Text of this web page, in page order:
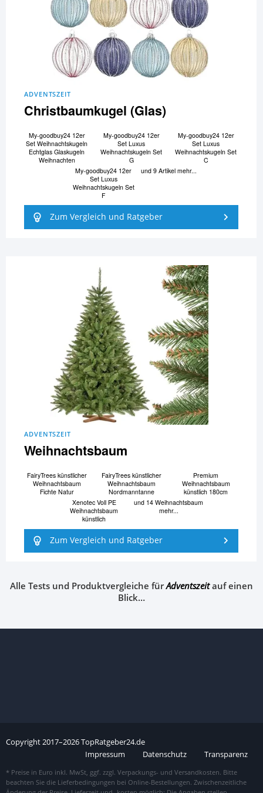
ADVENTSZEIT
Christbaumkugel (Glas)
My-goodbuy24 12er
Set Weihnachtskugeln
Echtglas Glaskugeln
Weihnachten
My-goodbuy24 12er
Set Luxus
Weihnachtskugeln Set
G
My-goodbuy24 12er
Set Luxus
Weihnachtskugeln Set
C
My-goodbuy24 12er
Set Luxus
Weihnachtskugeln Set
F
und 9 Artikel mehr...
Zum Vergleich und Ratgeber
ADVENTSZEIT
Weihnachtsbaum
FairyTrees künstlicher
Weihnachtsbaum
Fichte Natur
FairyTrees künstlicher
Weihnachtsbaum
Nordmanntanne
Premium
Weihnachtsbaum
künstlich 180cm
Xenotec Voll PE
Weihnachtsbaum
künstlich
und 14 Weihnachtsbaum
mehr...
Zum Vergleich und Ratgeber
Alle Tests und Produktvergleiche fürAdventszeitauf einen
Blick…
Copyright2017–2026TopRatgeber24.de
Impressum
Datenschutz Transparenz